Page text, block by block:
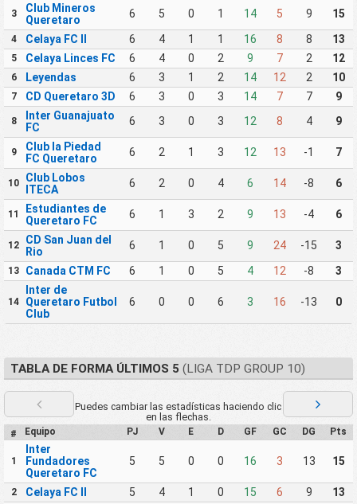
3
Club Mineros
Queretaro
6 5 0 1 14 5 9 15
4 Celaya FC II 6 4 1 1 16 8 8 13
5 Celaya Linces FC 6 4 0 2 9 7 2 12
6 Leyendas 6 3 1 2 14 12 2 10
7 CD Queretaro 3D 6 3 0 3 14 7 7 9
8
Inter Guanajuato
FC
6 3 0 3 12 8 4 9
9
Club la Piedad
FC Queretaro
6 2 1 3 12 13 -1 7
10
Club Lobos
ITECA
6 2 0 4 6 14 -8 6
11
Estudiantes de
Queretaro FC
6 1 3 2 9 13 -4 6
12
CD San Juan del
Rio
6 1 0 5 9 24 -15 3
13 Canada CTM FC 6 1 0 5 4 12 -8 3
14
Inter de
Queretaro Futbol
Club
6 0 0 6 3 16 -13 0
TABLA DE FORMA ÚLTIMOS 5 (LIGA TDP GROUP 10)
Puedes cambiar las estadísticas haciendo clic
en las flechas.
# Equipo PJ V E D GF GC DG Pts
1
Inter
Fundadores
Queretaro FC
5 5 0 0 16 3 13 15
2 Celaya FC II 5 4 1 0 15 6 9 13